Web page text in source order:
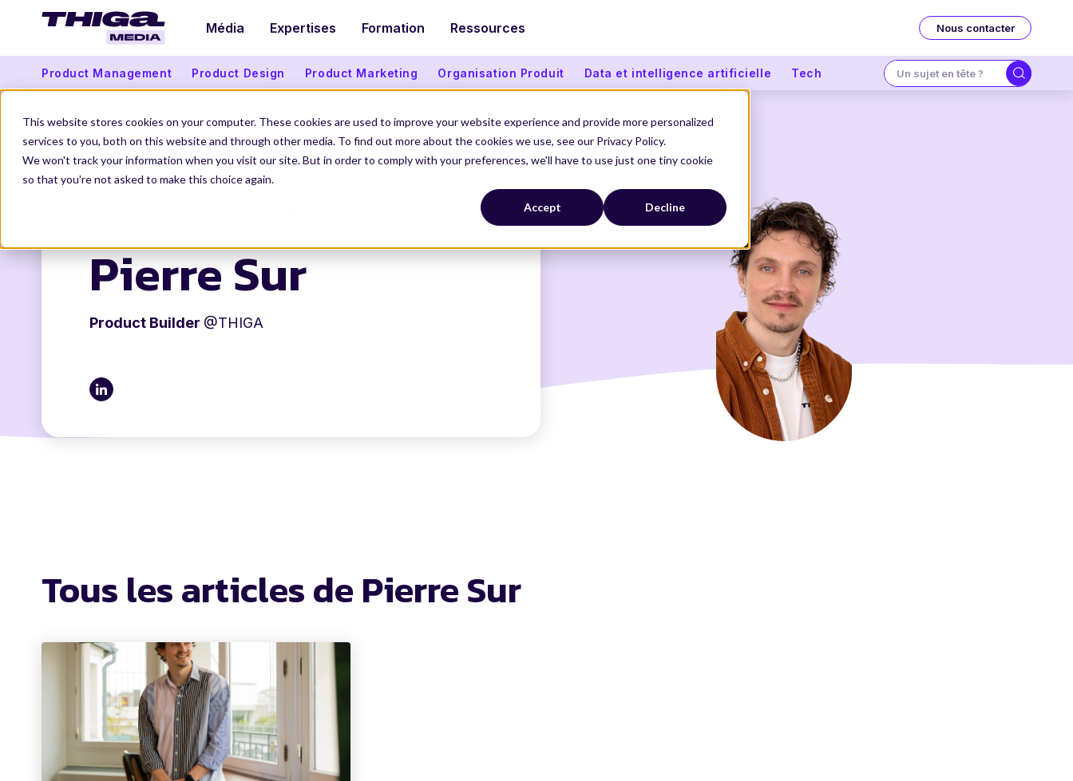
This website stores cookies on your computer. These cookies are used to improve your website experience and provide more personalized
services to you, both on this website and through other media. To find out more about the cookies we use, see our Privacy Policy.
We won't track your information when you visit our site. But in order to comply with your preferences, we'll have to use just one tiny cookie
so that you're not asked to make this choice again.
Accept Decline
Média Expertises Formation Ressources Nous contacter
Product Management Product Design Product Marketing Organisation Produit Data et intelligence artificielle Tech
Pierre Sur
Product Builder @THIGA
Tous les articles de Pierre Sur